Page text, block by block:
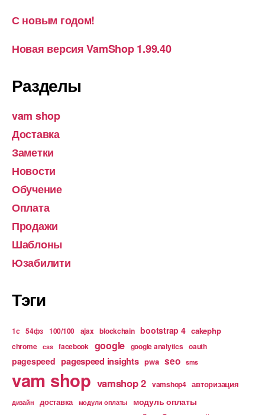
С новым годом!
Новая версия VamShop 1.99.40
Разделы
vam shop
Доставка
Заметки
Новости
Обучение
Оплата
Продажи
Шаблоны
Юзабилити
Тэги
1с 54фз 100/100 ajax blockchain bootstrap 4 cakephp
chrome css facebook google google analytics oauth
pagespeed pagespeed insights pwa seo sms
vam shop vamshop 2 vamshop4 авторизация
дизайн доставка модули оплаты модуль оплаты